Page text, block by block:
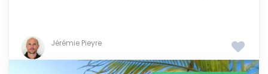
Jérémie Pieyre